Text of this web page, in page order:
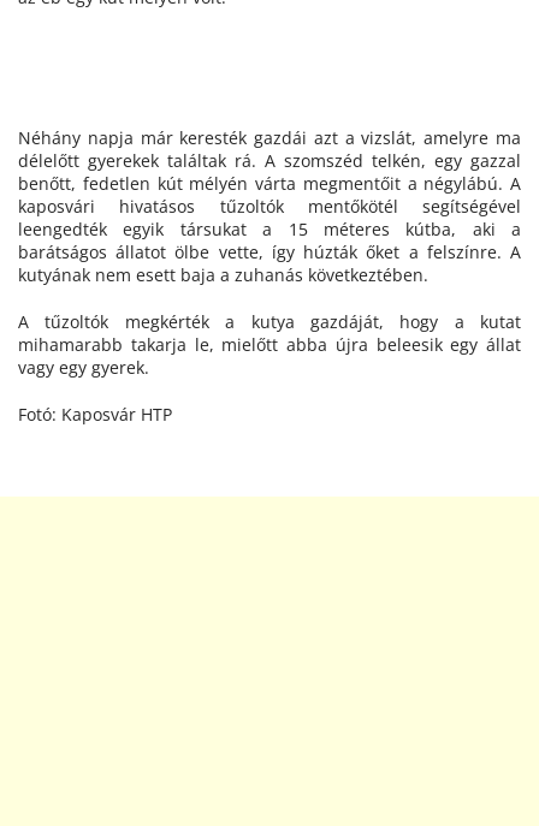
Néhány napja már keresték gazdái azt a vizslát, amelyre ma
délelőtt gyerekek találtak rá. A szomszéd telkén, egy gazzal
benőtt, fedetlen kút mélyén várta megmentőit a négylábú. A
kaposvári hivatásos tűzoltók mentőkötél segítségével
leengedték egyik társukat a 15 méteres kútba, aki a
barátságos állatot ölbe vette, így húzták őket a felszínre. A
kutyának nem esett baja a zuhanás következtében.
A tűzoltók megkérték a kutya gazdáját, hogy a kutat
mihamarabb takarja le, mielőtt abba újra beleesik egy állat
vagy egy gyerek.
Fotó: Kaposvár HTP